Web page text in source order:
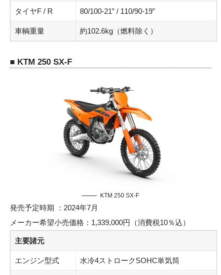
タイヤF / R 80/100-21” / 110/90-19”
車輌重量 約102.6kg（燃料除く）
■ KTM 250 SX-F
KTM 250 SX-F
発売予定時期 ：2024年7月
メーカー希望小売価格：1,339,000円（消費税10％込）
主要諸元
エンジン型式 水冷4ストロークSOHC単気筒